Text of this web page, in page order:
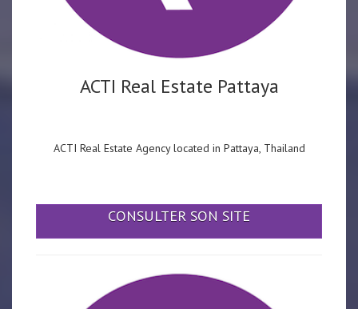
ACTI Real Estate Pattaya
ACTI Real Estate Agency located in Pattaya, Thailand
CONSULTER SON SITE